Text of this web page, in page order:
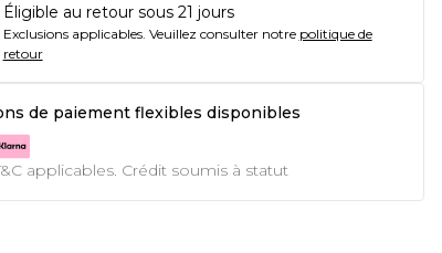
Éligible au retour sous 21 jours
Exclusions applicables. Veuillez consulter notre politique de
retour
de paiement flexibles disponibles
applicables. Crédit soumis à statut